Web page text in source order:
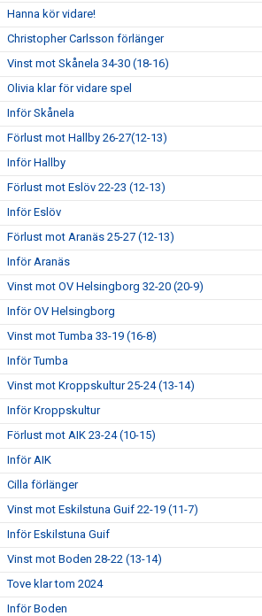
Hanna kör vidare!
Christopher Carlsson förlänger
Vinst mot Skånela 34-30 (18-16)
Olivia klar för vidare spel
Inför Skånela
Förlust mot Hallby 26-27(12-13)
Inför Hallby
Förlust mot Eslöv 22-23 (12-13)
Inför Eslöv
Förlust mot Aranäs 25-27 (12-13)
Inför Aranäs
Vinst mot OV Helsingborg 32-20 (20-9)
Inför OV Helsingborg
Vinst mot Tumba 33-19 (16-8)
Inför Tumba
Vinst mot Kroppskultur 25-24 (13-14)
Inför Kroppskultur
Förlust mot AIK 23-24 (10-15)
Inför AIK
Cilla förlänger
Vinst mot Eskilstuna Guif 22-19 (11-7)
Inför Eskilstuna Guif
Vinst mot Boden 28-22 (13-14)
Tove klar tom 2024
Inför Boden